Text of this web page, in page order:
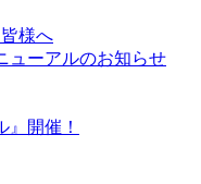
様へ
ューアルのお知らせ
』開催！